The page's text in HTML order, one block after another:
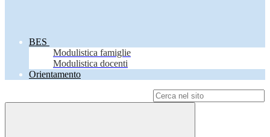
BES
Modulistica famiglie
Modulistica docenti
Orientamento